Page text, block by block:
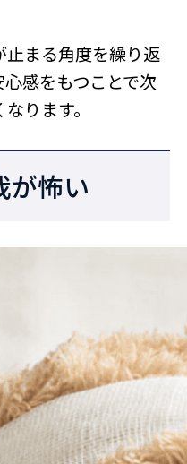
止まる角度を繰り返
感をもつことで次
ります。
が怖い